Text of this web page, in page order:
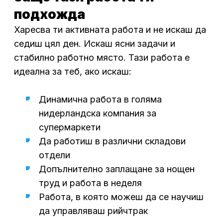
подхожда
Харесва ти активната работа и не искаш да
седиш цял ден. Искаш ясни задачи и
стабилно работно място. Тази работа е
идеална за теб, ако искаш:
Динамична работа в голяма
нидерландска компания за
супермаркети
Да работиш в различни складови
отдели
Допълнително заплащане за нощен
труд и работа в неделя
Работа, в която можеш да се научиш
да управляваш рийчтрак